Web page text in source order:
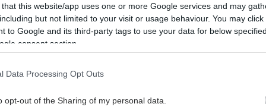
that this website/app uses one or more Google services and may
but not limited to your visit or usage behaviour. You may
to Google and its third-party tags to use your data for below
consent section.
Data Processing Opt Outs
opt-out of the Sharing of my personal data.
ένδειξη για λήψη χαπιού επόμενης ημέρας.
κάθε περιστατικού πρέπει να γίνεται
από τον θεράποντα γυναικολόγο σας, ο
το πλήρες ιστορικό σας.
συζητήσετε με τον γυναικολόγο σας όλες τις